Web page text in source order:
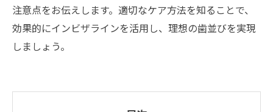
注意点をお伝えします。適切なケア方法を知ることで、
効果的にインビザラインを活用し、理想の歯並びを実現
しましょう。